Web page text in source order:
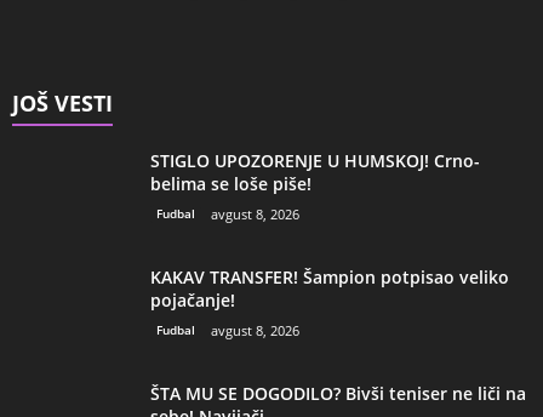
JOŠ VESTI
STIGLO UPOZORENJE U HUMSKOJ! Crno-
belima se loše piše!
Fudbal avgust 8, 2026
KAKAV TRANSFER! Šampion potpisao veliko
pojačanje!
Fudbal avgust 8, 2026
ŠTA MU SE DOGODILO? Bivši teniser ne liči na